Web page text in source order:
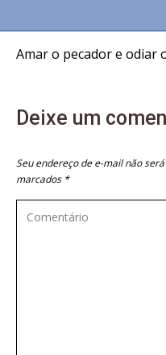
Amar o pecador e odiar
Deixe um
Seu endereço de e-mail não
marcados *
Comentário